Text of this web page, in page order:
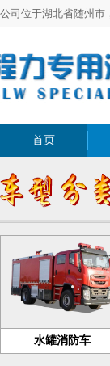
公司位于湖北省随州市
首页
水罐消防车